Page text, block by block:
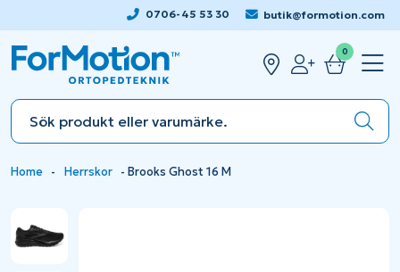
0706-45 53 30 butik@formotion.com
0
Home - Herrskor - Brooks Ghost 16 M